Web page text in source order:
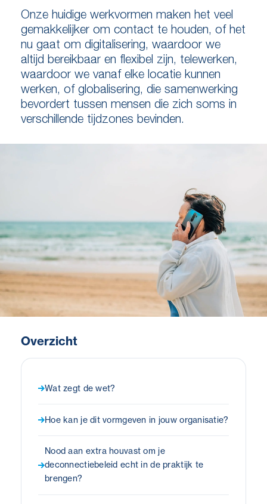
Onze huidige werkvormen maken het veel
gemakkelijker om contact te houden, of het
nu gaat om digitalisering, waardoor we
altijd bereikbaar en flexibel zijn, telewerken,
waardoor we vanaf elke locatie kunnen
werken, of globalisering, die samenwerking
bevordert tussen mensen die zich soms in
verschillende tijdzones bevinden.
Overzicht
Wat zegt de wet?
Hoe kan je dit vormgeven in jouw organisatie?
Nood aan extra houvast om je
deconnectiebeleid echt in de praktijk te
brengen?